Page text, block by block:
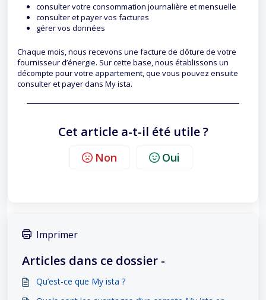
consulter votre consommation journalière et mensuelle
consulter et payer vos factures
gérer vos données
Chaque mois, nous recevons une facture de clôture de votre
fournisseur d’énergie. Sur cette base, nous établissons un
décompte pour votre appartement, que vous pouvez ensuite
consulter et payer dans My ista.
Cet article a-t-il été utile ?
Non Oui
Imprimer
Articles dans ce dossier -
Qu’est-ce que My ista ?